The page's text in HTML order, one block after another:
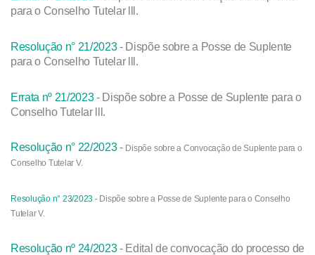
para o Conselho Tutelar lll.
Resolução n° 21/2023- Dispõe sobre a Posse de Suplente
para o Conselho Tutelar lll.
Errata nº 21/2023- Dispõe sobre a Posse de Suplente para o
Conselho Tutelar lll.
Resolução n° 22/2023- Dispõe sobre a Convocação de Suplente para o
Conselho Tutelar V.
Resolução n° 23/2023 - Dispõe sobre a Posse de Suplente para o Conselho
Tutelar V.
Resolução nº 24/2023- Edital de convocação do processo de